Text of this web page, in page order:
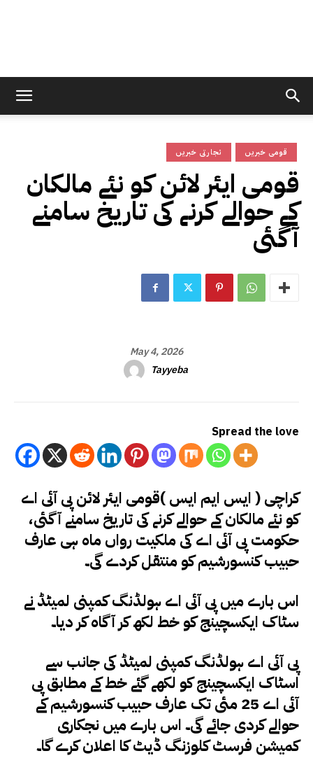
تجارتی خبریں قومی خبریں
قومی ایئر لائن کو نئے مالکان
کے حوالے کرنے کی تاریخ سامنے
آگئی
May 4, 2026
Tayyeba
Spread the love
کو نئے مالکان کے حوالے کرنے کی تاریخ سامنے آگئی،
حکومت پی آئی اے کی ملکیت رواں ماہ ہی عارف
حبیب کنسورشیم کو منتقل کردے گی۔
اس بارے میں پی آئی اے ہولڈنگ کمپنی لمیٹڈ نے
سٹاک ایکسچینج کو خط لکھ کر آگاہ کر دیا۔
پی آئی اے ہولڈنگ کمپنی لمیٹڈ کی جانب سے
اسٹاک ایکسچینج کو لکھے گئے خط کے مطابق پی
آئی اے 25 مئی تک عارف حبیب کنسورشیم کے
حوالے کردی جائے گی۔ اس بارے میں نجکاری
کمیشن فرسٹ کلوزنگ ڈیٹ کا اعلان کرے گا۔